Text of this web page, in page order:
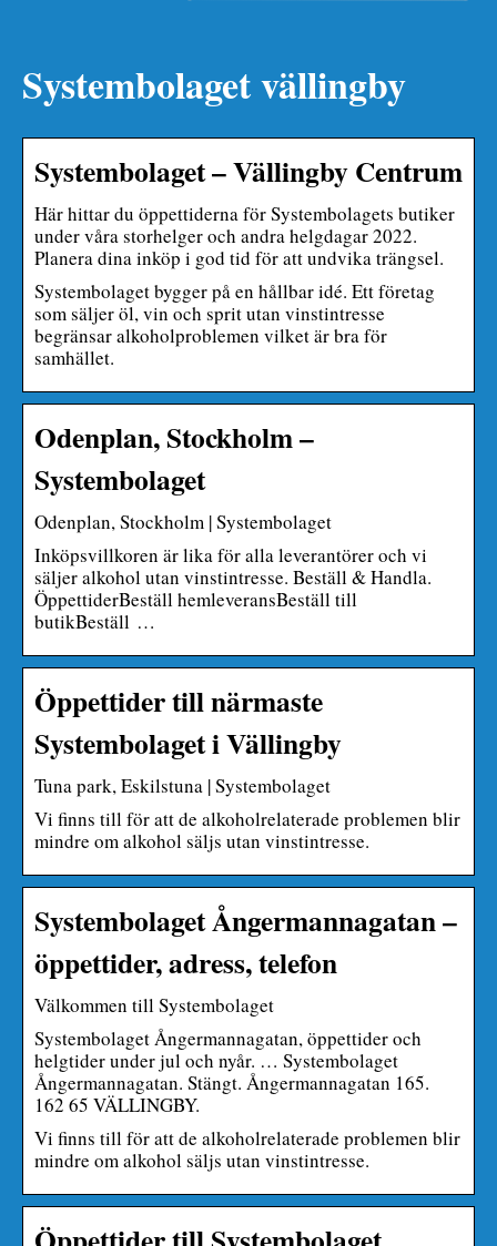
Systembolaget vällingby
Systembolaget – Vällingby Centrum
Här hittar du öppettiderna för Systembolagets butiker
under våra storhelger och andra helgdagar 2022.
Planera dina inköp i god tid för att undvika trängsel.
Systembolaget bygger på en hållbar idé. Ett företag
som säljer öl, vin och sprit utan vinstintresse
begränsar alkoholproblemen vilket är bra för
samhället.
Odenplan, Stockholm –
Systembolaget
Odenplan, Stockholm | Systembolaget
Inköpsvillkoren är lika för alla leverantörer och vi
säljer alkohol utan vinstintresse. Beställ & Handla.
ÖppettiderBeställ hemleveransBeställ till
butikBeställ …
Öppettider till närmaste
Systembolaget i Vällingby
Tuna park, Eskilstuna | Systembolaget
Vi finns till för att de alkoholrelaterade problemen blir
mindre om alkohol säljs utan vinstintresse.
Systembolaget Ångermannagatan –
öppettider, adress, telefon
Välkommen till Systembolaget
Systembolaget Ångermannagatan, öppettider och
helgtider under jul och nyår. … Systembolaget
Ångermannagatan. Stängt. Ångermannagatan 165.
162 65 VÄLLINGBY.
Vi finns till för att de alkoholrelaterade problemen blir
mindre om alkohol säljs utan vinstintresse.